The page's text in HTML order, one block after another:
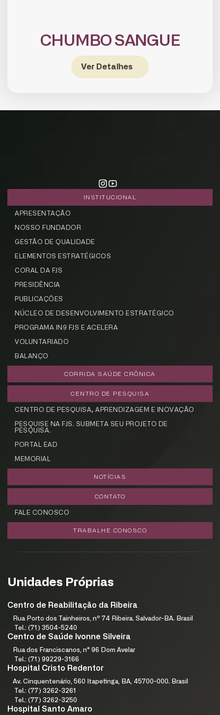
CHUMBO SANGUE
Ver Detalhes
INSTITUCIONAL
APRESENTAÇÃO
NOSSO FUNDADOR
GESTÃO DE QUALIDADE
ELEMENTOS ESTRATÉGICOS
CORAL DA FJS
PRESIDÊNCIA
PUBLICAÇÕES
NÚCLEO DE DESENVOLVIMENTO ESTRATÉGICO
PROGRAMA IN9 FJS E ACELERA
VOLUNTARIADO
BALANÇO
CORRIDA SAÚDE CRÔNICA
CENTRO DE PESQUISA
CENTRO DE PESQUISA, APRENDIZAGEM E INOVAÇÃO
PESQUISE NA FJS. SUBMETA SEU PROJETO DE
PESQUISA.
PORTAL EAD
MEMORIAL
NOTÍCIAS
CONTATO
FALE CONOSCO
TRABALHE CONOSCO
Unidades Próprias
Centro de Reabilitação da Ribeira
Rua Porto dos Tainheiros, nº 74 Ribeira. Salvador-BA. Brasil
Tel.: (71) 3504-5240
Centro de Saúde Ivonne Silveira
Rua dos Franciscanos, n° 96 Dom Avelar
Tel.: (71) 99229-3166
Hospital Cristo Redentor
Av. Cinquentenário, 560 Itapetinga, BA, 45700-000. Brasil
Tel.: (77) 3262-3261
Tel.: (77) 3262-3250
Hospital Santo Amaro
CADASTRE-SE